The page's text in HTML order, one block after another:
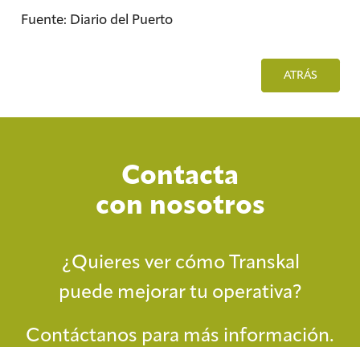
Fuente: Diario del Puerto
ATRÁS
Contacta
con nosotros
¿Quieres ver cómo Transkal
puede mejorar tu operativa?
Contáctanos para más información.